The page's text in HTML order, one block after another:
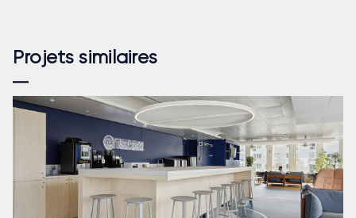
Projets similaires